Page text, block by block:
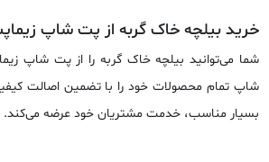
خرید بیلچه خاک گربه از پت شاپ
شما می‌توانید بیلچه خاک گربه را از پت شاپ
شاپ تمام محصولات خود را با تضمین اصالت
بسیار مناسب، خدمت مشتریان خود عرضه می‌کند.